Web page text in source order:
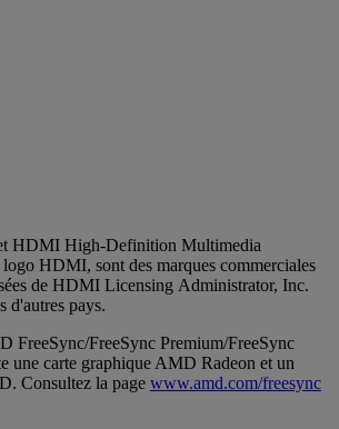
HDMI High-Definition Multimedia
HDMI, sont des marques commerciales
de HDMI Licensing Administrator, Inc.
d'autres pays.
FreeSync/FreeSync Premium/FreeSync
une carte graphique AMD Radeon et un
Consultez la page www.amd.com/freesync